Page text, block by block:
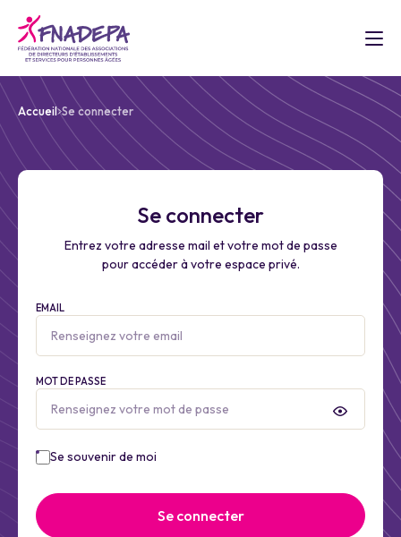
Accueil Se connecter
Se connecter
Entrez votre adresse mail et votre mot de passe
pour accéder à votre espace privé.
EMAIL
MOT DE PASSE
Se souvenir de moi
Se connecter